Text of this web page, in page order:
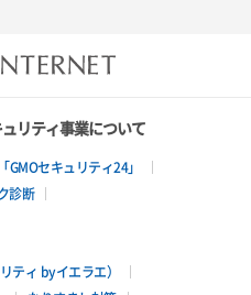
リティ事業について
セキュリティ24」
診断
ティ byイエラエ）